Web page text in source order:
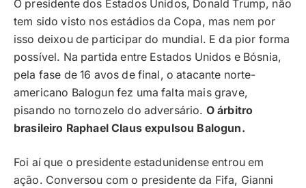
O presidente dos Estados Unidos, Donald Trump, não
tem sido visto nos estádios da Copa, mas nem por
isso deixou de participar do mundial. E da pior forma
possível. Na partida entre Estados Unidos e Bósnia,
pela fase de 16 avos de final, o atacante norte-
americano Balogun fez uma falta mais grave,
pisando no tornozelo do adversário. O árbitro
brasileiro Raphael Claus expulsou Balogun.
Foi aí que o presidente estadunidense entrou em
ação. Conversou com o presidente da Fifa, Gianni